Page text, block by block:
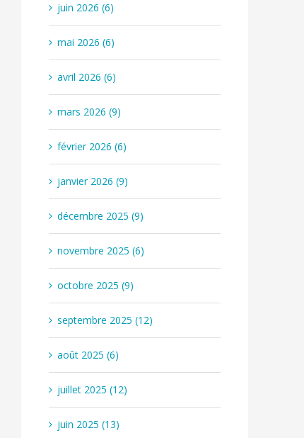
juin 2026 (6)
mai 2026 (6)
avril 2026 (6)
mars 2026 (9)
février 2026 (6)
janvier 2026 (9)
décembre 2025 (9)
novembre 2025 (6)
octobre 2025 (9)
septembre 2025 (12)
août 2025 (6)
juillet 2025 (12)
juin 2025 (13)